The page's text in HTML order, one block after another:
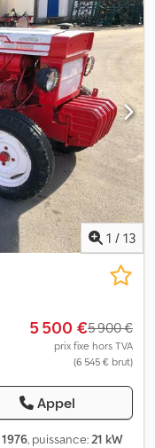
1 / 13
5 500 €5 900 €
prix fixe hors TVA
(6 545 € brut)
Appel
1976, puissance: 21 kW